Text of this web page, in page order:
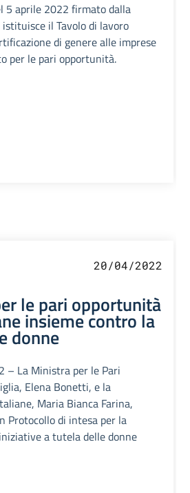
5 aprile 2022 firmato dalla
il Tavolo di lavoro
di genere alle imprese
per le pari opportunità.
20/04/2022
le pari opportunità
insieme contro la
donne
– La Ministra per le Pari
Elena Bonetti, e la
Maria Bianca Farina,
Protocollo di intesa per la
a tutela delle donne